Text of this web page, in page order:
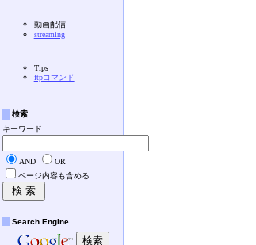
動画配信
streaming
Tips
ftpコマンド
検索
キーワード
AND
OR
ページ内容も含める
Search Engine